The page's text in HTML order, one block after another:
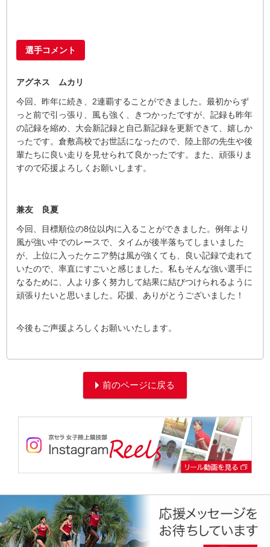
選手コメント
アグネス ムカリ
今回、昨年に続き、2連覇することができました。最初からず
っと前で引っ張り、風も強く、きつかったですが、記録も昨年
の記録を縮め、大会新記録と自己新記録を更新できて、嬉しか
ったです。倉敷高校でお世話になったので、陸上部の先生や後
輩たちに良い走りを見せられて良かったです。また、頑張りま
すので応援よろしくお願いします。
兼友 良夏
今回、目標順位の8位以内に入ることができました。例年より
風が強い中でのレースで、タイムが後半落ちてしまいました
が、上位に入ったケニア勢は風が強くても、良い記録で走れて
いたので、率直にすごいと感じました。私もそんな強い選手に
なるために、人より多く努力して結果に結びつけられるように
頑張りたいと思いました。応援、ありがとうございました！
今後もご声援よろしくお願いいたします。
前のページに戻る